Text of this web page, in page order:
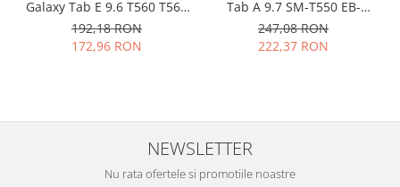
Xiaomi
Touchscreen
Galaxy Tab E 9.6 T560 T561
EB-BT561ABE original
192,18 RON
172,96 RON
Tab A 9.7 SM-T550 EB-
BT550ABE originala
247,08 RON
222,37 RON
NEWSLETTER
Nu rata ofertele si promotiile noastre